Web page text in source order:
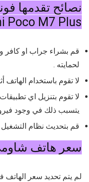
نصائح تقدمها
Poco M7 Plus
قم بشراء جراب او كافر
لحمايته .
لا تقوم باستخدام الهاتف
لا تقوم بتنزيل اي
يتسبب ذلك في وجود
قم بتحديث نظام
سعر هاتف شاومي
لم يتم تحديد سعر الهاتف